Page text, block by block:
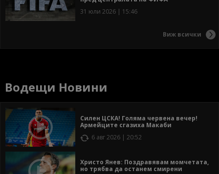
31 юли 2026 | 15:46
Виж всички
Водещи Новини
Силен ЦСКА! Голяма червена вечер!
Армейците сгазиха Макаби
6 авг 2026 | 20:52
Христо Янев: Поздравявам момчетата,
но трябва да останем смирени